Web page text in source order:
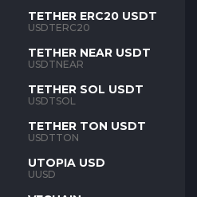
TETHER ERC20 USDT
USDTERC20
TETHER NEAR USDT
USDTNEAR
TETHER SOL USDT
USDTSOL
TETHER TON USDT
USDTTON
UTOPIA USD
UUSD